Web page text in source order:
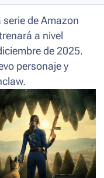
de Amazon
a nivel
de 2025.
personaje y